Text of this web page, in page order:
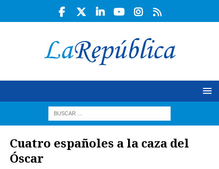
Cuatro españoles a la caza del
Óscar